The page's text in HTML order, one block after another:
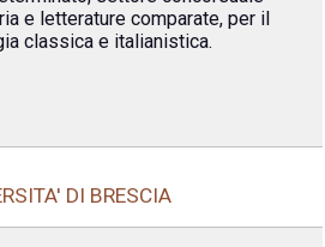
e letterature comparate, per il
classica e italianistica.
DI BRESCIA